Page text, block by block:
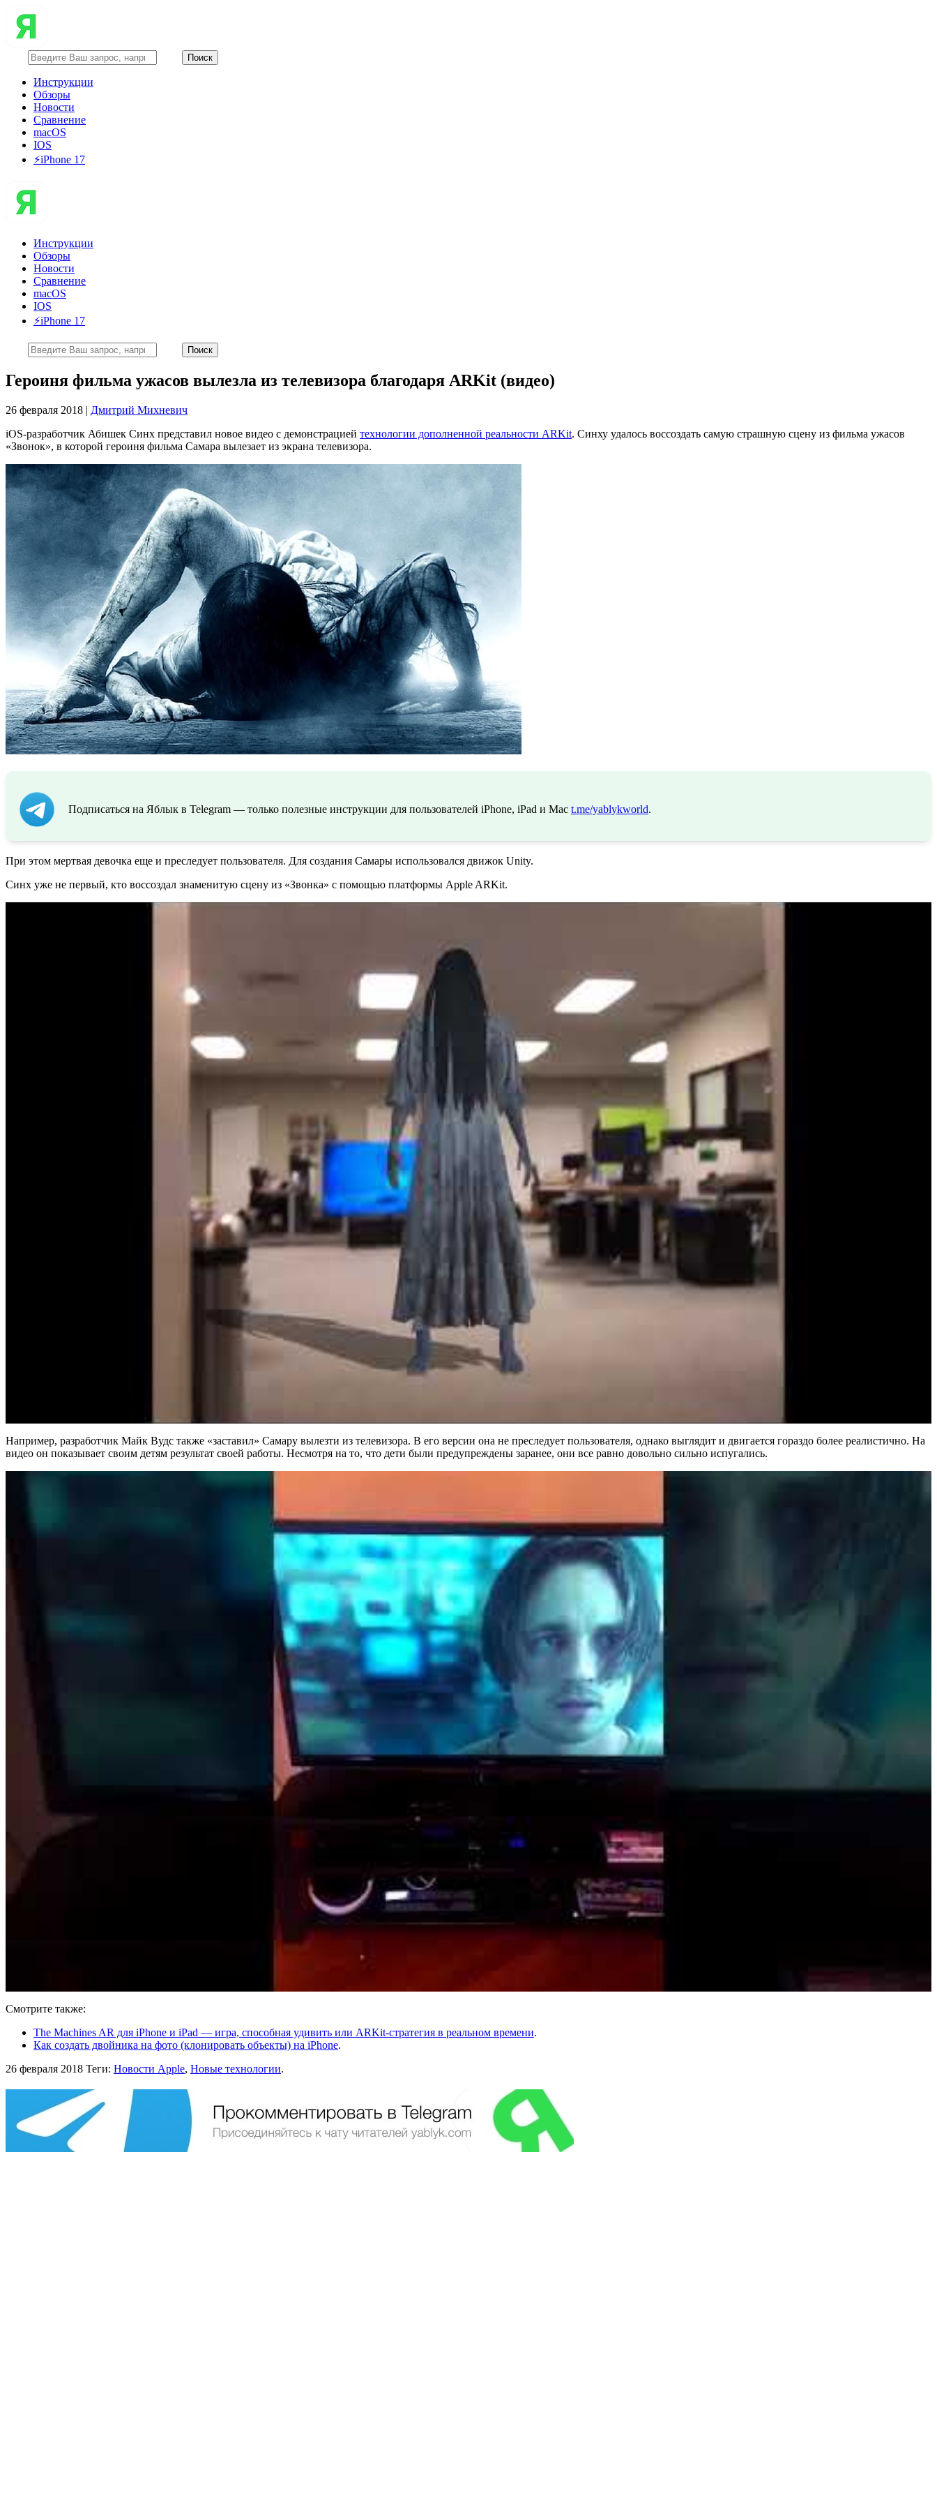
Инструкции
Обзоры
Новости
Сравнение
macOS
IOS
⚡️iPhone 17
Инструкции
Обзоры
Новости
Сравнение
macOS
IOS
⚡️iPhone 17
Героиня фильма ужасов вылезла из телевизора благодаря ARKit (видео)
26 февраля 2018 | Дмитрий Михневич
iOS-разработчик Абишек Синх представил новое видео с демонстрацией технологии дополненной реальности ARKit. Синху удалось воссоздать самую страшную сцену из фильма ужасов
«Звонок», в которой героиня фильма Самара вылезает из экрана телевизора.
Подписаться на Яблык в Telegram — только полезные инструкции для пользователей iPhone, iPad и Mac t.me/yablykworld.
При этом мертвая девочка еще и преследует пользователя. Для создания Самары использовался движок Unity.
Синх уже не первый, кто воссоздал знаменитую сцену из «Звонка» с помощью платформы Apple ARKit.
Например, разработчик Майк Вудс также «заставил» Самару вылезти из телевизора. В его версии она не преследует пользователя, однако выглядит и двигается гораздо более реалистично. На
видео он показывает своим детям результат своей работы. Несмотря на то, что дети были предупреждены заранее, они все равно довольно сильно испугались.
Смотрите также:
The Machines AR для iPhone и iPad — игра, способная удивить или ARKit-стратегия в реальном времени.
Как создать двойника на фото (клонировать объекты) на iPhone.
26 февраля 2018 Теги: Новости Apple, Новые технологии.